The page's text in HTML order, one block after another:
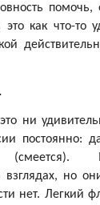
помочь,
как что-то
ни
постоянно:
(смеется).
взглядах, но
нет. Легкий